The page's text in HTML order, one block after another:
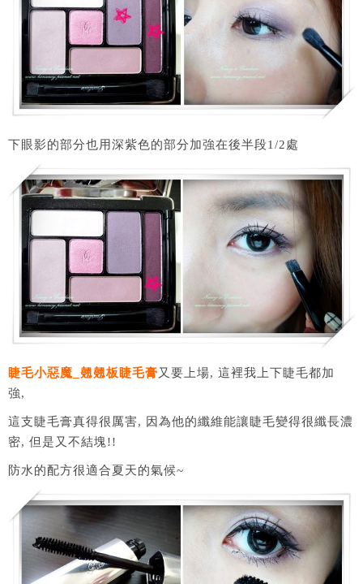
下眼影的部分也用深紫色的部分加強在後半段1/2處
睫毛小惡魔_翹翹板睫毛膏又要上場, 這裡我上下睫毛都加
強,
這支睫毛膏真得很厲害, 因為他的纖維能讓睫毛變得很纖長濃
密, 但是又不結塊!!
防水的配方很適合夏天的氣候~